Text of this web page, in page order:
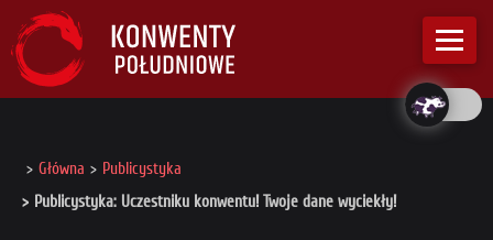
Główna
Publicystyka
Publicystyka: Uczestniku konwentu! Twoje dane wyciekły!